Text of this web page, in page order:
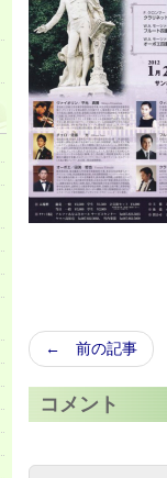
← 前の記事
コメント